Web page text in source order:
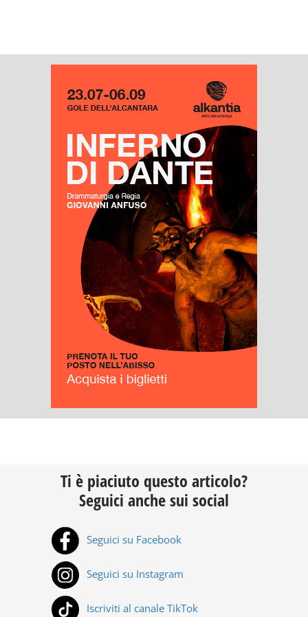
Ti è piaciuto questo articolo?
Seguici anche sui social
Seguici su Facebook
Seguici su Instagram
Iscriviti al canale TikTok